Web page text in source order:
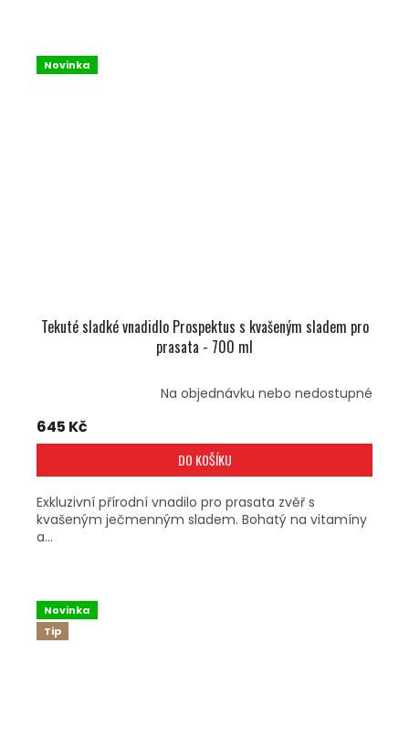
Novinka
Tekuté sladké vnadidlo Prospektus s kvašeným sladem pro
prasata - 700 ml
Na objednávku nebo nedostupné
645 Kč
DO KOŠÍKU
Exkluzivní přírodní vnadilo pro prasata zvěř s
kvašeným ječmenným sladem. Bohatý na vitamíny
a...
Novinka
Tip